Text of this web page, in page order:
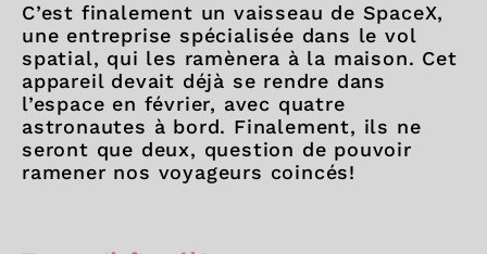
C’est finalement un vaisseau de SpaceX,
une entreprise spécialisée dans le vol
spatial, qui les ramènera à la maison. Cet
appareil devait déjà se rendre dans
l’espace en février, avec quatre
astronautes à bord. Finalement, ils ne
seront que deux, question de pouvoir
ramener nos voyageurs coincés!